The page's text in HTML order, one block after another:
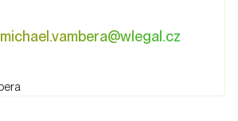
michael.vambera@wlegal.cz